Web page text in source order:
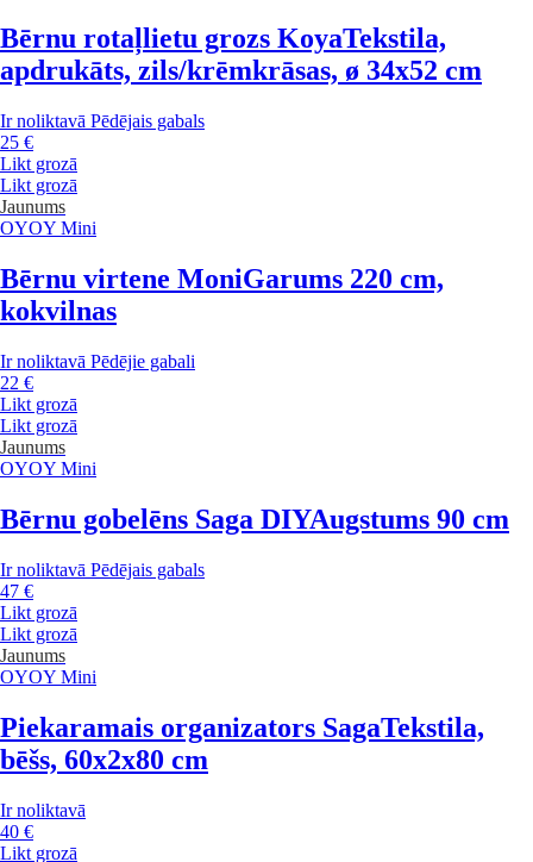
Bērnu rotaļlietu grozs KoyaTekstila,
apdrukāts, zils/krēmkrāsas, ø 34x52 cm
Ir noliktavā Pēdējais gabals
25 €
Likt grozā
Likt grozā
Jaunums
OYOY Mini
Bērnu virtene MoniGarums 220 cm,
kokvilnas
Ir noliktavā Pēdējie gabali
22 €
Likt grozā
Likt grozā
Jaunums
OYOY Mini
Bērnu gobelēns Saga DIYAugstums 90 cm
Ir noliktavā Pēdējais gabals
47 €
Likt grozā
Likt grozā
Jaunums
OYOY Mini
Piekaramais organizators SagaTekstila,
bēšs, 60x2x80 cm
Ir noliktavā
40 €
Likt grozā